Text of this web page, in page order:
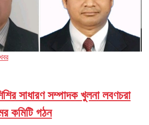
সাধারণ সম্পাদক খুলনা লবণচরা
কমিটি গঠন